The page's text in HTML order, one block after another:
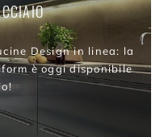
Design in linea: la
è oggi disponibile